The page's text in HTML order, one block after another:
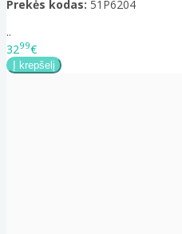
Prekės kodas: 51P6204
..
3299€